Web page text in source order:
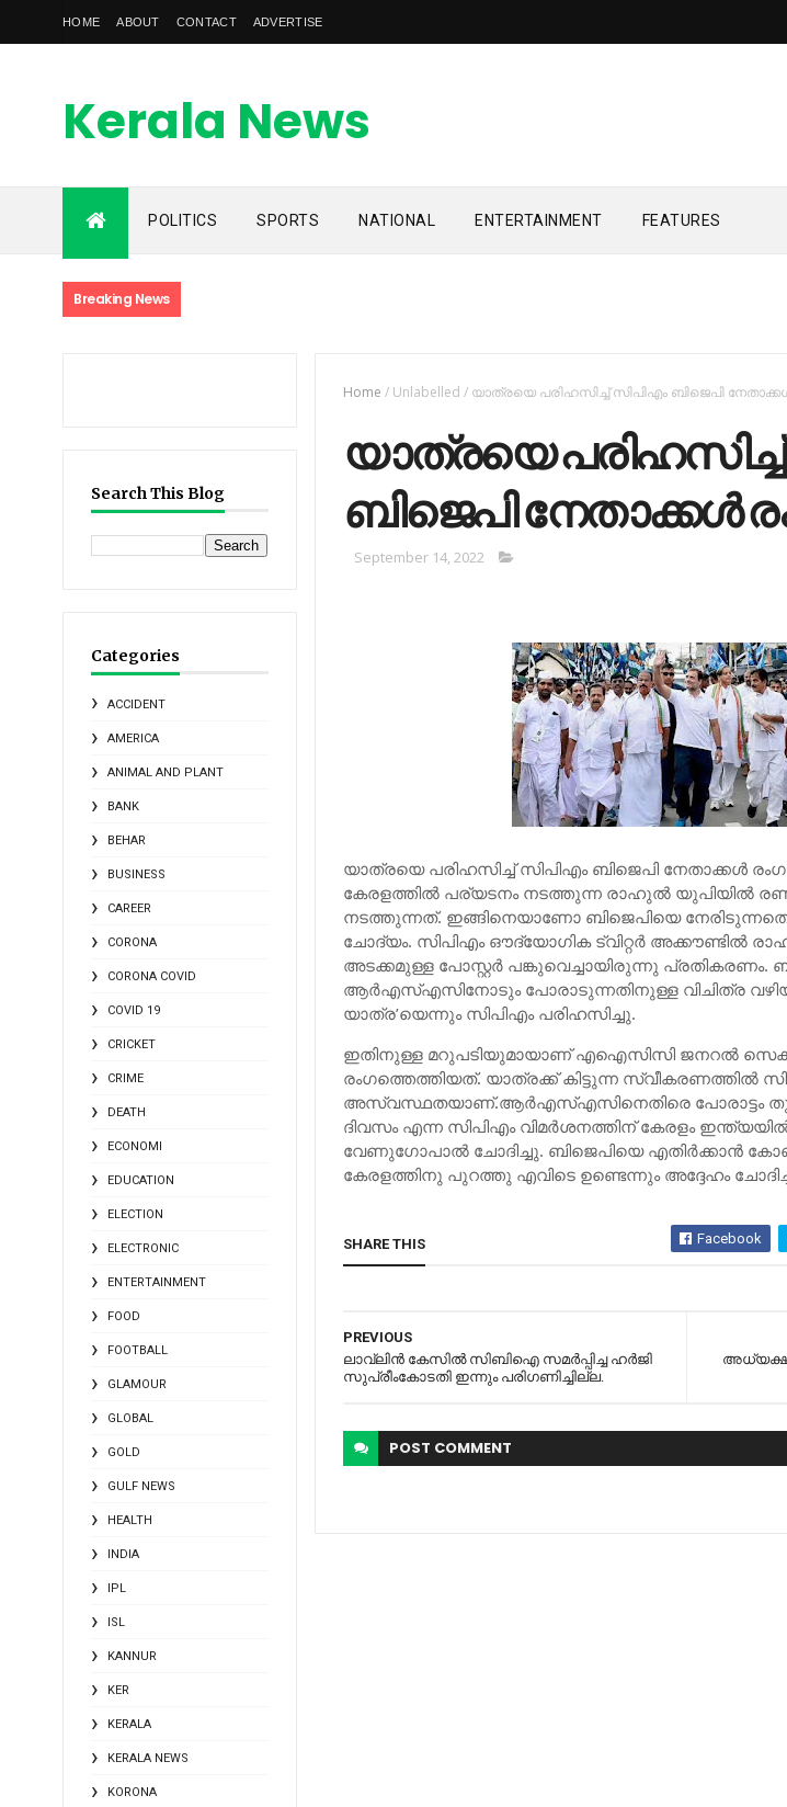
HOME ABOUT CONTACT ADVERTISE
Kerala News
Feed
kerala news feed is the one of the best malayalam online
POLITICS SPORTS NATIONAL ENTERTAINMENT FEATURES
Breaking News
Search This Blog
Categories
ACCIDENT
AMERICA
ANIMAL AND PLANT
BANK
BEHAR
BUSINESS
CAREER
CORONA
CORONA COVID
COVID 19
CRICKET
CRIME
DEATH
ECONOMI
EDUCATION
ELECTION
ELECTRONIC
ENTERTAINMENT
FOOD
FOOTBALL
GLAMOUR
GLOBAL
GOLD
GULF NEWS
HEALTH
INDIA
IPL
ISL
KANNUR
KER
KERALA
KERALA NEWS
KORONA
Home / Unlabelled/ യാത്രയെ പരിഹസിച്ച്‌ സിപിഎം ബിജെപി
യാത്രയെ
ബിജെപി നേതാക്കള്‍
September 14, 2022
യാത്രയെ പരിഹസിച്ച്‌ സിപിഎം ബിജെപി നേതാക്കള്‍
കേരളത്തില്‍ പര്യടനം നടത്തുന്ന രാഹുല്‍ യുപിയില്‍
നടത്തുന്നത്. ഇങ്ങിനെയാണോ ബിജെപിയെ
ചോദ്യം. സിപിഎം ഔദ്യോഗിക ട്വിറ്റ‍ര്‍ അക്കൗണ്ടില്‍
അടക്കമുള്ള പോസ്റ്റര്‍ പങ്കുവെച്ചായിരുന്നു പ്രതികരണം.
ആര്‍എസ്‌എസിനോടും പോരാടുന്നതിനുള്ള വിചിത്ര
യാത്ര’യെന്നും സിപിഎം പരിഹസിച്ചു.
ഇതിനുള്ള മറുപടിയുമായാണ് എഐസിസി ജനറല്‍
രംഗത്തെത്തിയത്. യാത്രക്ക് കിട്ടുന്ന സ്വീകരണത്തില്‍
അസ്വസ്ഥതയാണ്.ആര്‍എസ്‌എസിനെതിരെ പോരാട്ടം
ദിവസം എന്ന സിപിഎം വിമര്‍ശനത്തിന് കേരളം
വേണുഗോപാല്‍ ചോദിച്ചു. ബിജെപിയെ എതിര്‍ക്കാന്‍
കേരളത്തിനു പുറത്തു എവിടെ ഉണ്ടെന്നും അദ്ദേഹം
SHARE THIS Facebook
PREVIOUS
ലാവ്‌ലിന്‍ കേസില്‍ സിബിഐ സമര്‍പ്പിച്ച ഹര്‍ജി
സുപ്രീംകോടതി ഇന്നും പരിഗണിച്ചില്ല.
POST COMMENT